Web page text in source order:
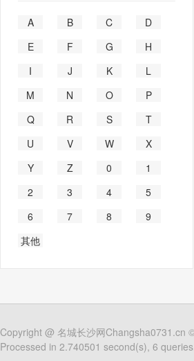
A B C
D
E
F G
H
I
J K
L
M
N O
P
Q
R S
T
U
V W
X
Y
Z 0
1
2
3 4
5
6
7 8
9
其他
Copyright @ 名城长沙网Changsha0731.cn
Processed in 2.740501 second(s), 6